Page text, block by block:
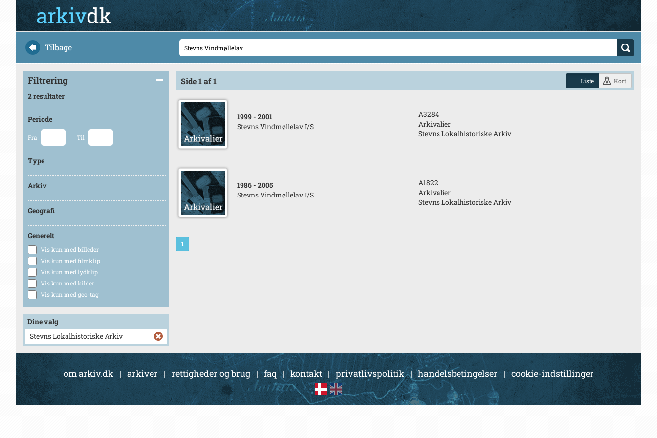
Tilbage
Filtrering
2 resultater
Periode
Fra Til
Type
Arkiv
Geografi
Generelt
Vis kun med billeder
Vis kun med filmklip
Vis kun med lydklip
Vis kun med kilder
Vis kun med geo-tag
Dine valg
Stevns Lokalhistoriske Arkiv
Side 1 af 1 Liste Kort
1999 - 2001
Stevns Vindmøllelav I/S
A3284
Arkivalier
Stevns Lokalhistoriske Arkiv
1986 - 2005
Stevns Vindmøllelav I/S
A1822
Arkivalier
Stevns Lokalhistoriske Arkiv
1
om arkiv.dk | arkiver| rettigheder og brug|faq |kontakt| privatlivspolitik|handelsbetingelser | cookie-indstillinger